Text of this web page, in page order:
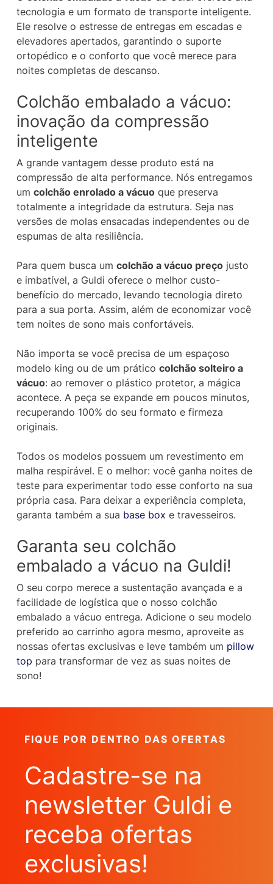
tecnologia e um formato de transporte inteligente.
Ele resolve o estresse de entregas em escadas e
elevadores apertados, garantindo o suporte
ortopédico e o conforto que você merece para
noites completas de descanso.
Colchão embalado a vácuo:
inovação da compressão
inteligente
A grande vantagem desse produto está na
compressão de alta performance. Nós entregamos
um colchão enrolado a vácuoque preserva
totalmente a integridade da estrutura. Seja nas
versões de molas ensacadas independentes ou de
espumas de alta resiliência.
Para quem busca um colchão a vácuo preçojusto
e imbatível, a Guldi oferece o melhor custo-
benefício do mercado, levando tecnologia direto
para a sua porta. Assim, além de economizar você
tem noites de sono mais confortáveis.
Não importa se você precisa de um espaçoso
modelo king ou de um prático colchão solteiro a
vácuo: ao remover o plástico protetor, a mágica
acontece. A peça se expande em poucos minutos,
recuperando 100% do seu formato e firmeza
originais.
Todos os modelos possuem um revestimento em
malha respirável. E o melhor: você ganha noites de
teste para experimentar todo esse conforto na sua
própria casa. Para deixar a experiência completa,
garanta também a sua base box e travesseiros.
Garanta seu colchão
embalado a vácuo na Guldi!
O seu corpo merece a sustentação avançada e a
facilidade de logística que o nosso colchão
embalado a vácuo entrega. Adicione o seu modelo
preferido ao carrinho agora mesmo, aproveite as
nossas ofertas exclusivas e leve também um pillow
top para transformar de vez as suas noites de
sono!
FIQUE POR DENTRO DAS OFERTAS
Cadastre-se na
newsletter Guldi e
receba ofertas
exclusivas!